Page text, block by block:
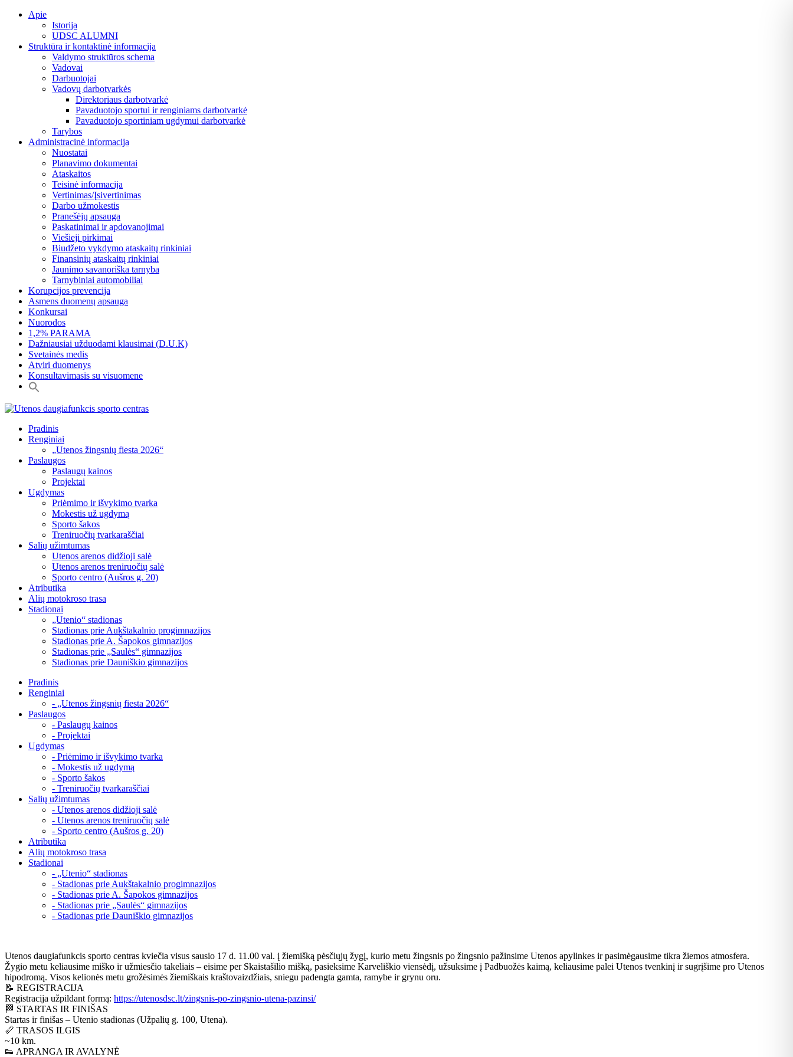
Apie
Istorija
UDSC ALUMNI
Struktūra ir kontaktinė informacija
Valdymo struktūros schema
Vadovai
Darbuotojai
Vadovų darbotvarkės
Direktoriaus darbotvarkė
Pavaduotojo sportui ir renginiams darbotvarkė
Pavaduotojo sportiniam ugdymui darbotvarkė
Tarybos
Administracinė informacija
Nuostatai
Planavimo dokumentai
Ataskaitos
Teisinė informacija
Vertinimas/Įsivertinimas
Darbo užmokestis
Pranešėjų apsauga
Paskatinimai ir apdovanojimai
Viešieji pirkimai
Biudžeto vykdymo ataskaitų rinkiniai
Finansinių ataskaitų rinkiniai
Jaunimo savanoriška tarnyba
Tarnybiniai automobiliai
Korupcijos prevencija
Asmens duomenų apsauga
Konkursai
Nuorodos
1,2% PARAMA
Dažniausiai užduodami klausimai (D.U.K)
Svetainės medis
Atviri duomenys
Konsultavimasis su visuomene
Pradinis
Renginiai
„Utenos žingsnių fiesta 2026“
Paslaugos
Paslaugų kainos
Projektai
Ugdymas
Priėmimo ir išvykimo tvarka
Mokestis už ugdymą
Sporto šakos
Treniruočių tvarkaraščiai
Salių užimtumas
Utenos arenos didžioji salė
Utenos arenos treniruočių salė
Sporto centro (Aušros g. 20)
Atributika
Alių motokroso trasa
Stadionai
„Utenio“ stadionas
Stadionas prie Aukštakalnio progimnazijos
Stadionas prie A. Šapokos gimnazijos
Stadionas prie „Saulės“ gimnazijos
Stadionas prie Dauniškio gimnazijos
Pradinis
Renginiai
- „Utenos žingsnių fiesta 2026“
Paslaugos
- Paslaugų kainos
- Projektai
Ugdymas
- Priėmimo ir išvykimo tvarka
- Mokestis už ugdymą
- Sporto šakos
- Treniruočių tvarkaraščiai
Salių užimtumas
- Utenos arenos didžioji salė
- Utenos arenos treniruočių salė
- Sporto centro (Aušros g. 20)
Atributika
Alių motokroso trasa
Stadionai
- „Utenio“ stadionas
- Stadionas prie Aukštakalnio progimnazijos
- Stadionas prie A. Šapokos gimnazijos
- Stadionas prie „Saulės“ gimnazijos
- Stadionas prie Dauniškio gimnazijos
Utenos daugiafunkcis sporto centras kviečia visus sausio 17 d. 11.00 val. į žiemišką pėsčiųjų žygį, kurio metu žingsnis po žingsnio pažinsime Utenos apylinkes ir pasimėgausime tikra žiemos atmosfera.
Žygio metu keliausime miško ir užmiesčio takeliais – eisime per Skaistašilio mišką, pasieksime Karveliškio viensėdį, užsuksime į Padbuožės kaimą, keliausime palei Utenos tvenkinį ir sugrįšime pro Utenos
hipodromą. Visos kelionės metu grožėsimės žiemiškais kraštovaizdžiais, sniegu padengta gamta, ramybe ir grynu oru.
📝 REGISTRACIJA
Registracija užpildant formą: https://utenosdsc.lt/zingsnis-po-zingsnio-utena-pazinsi/
🏁 STARTAS IR FINIŠAS
Startas ir finišas – Utenio stadionas (Užpalių g. 100, Utena).
📏 TRASOS ILGIS
~10 km.
👟 APRANGA IR AVALYNĖ